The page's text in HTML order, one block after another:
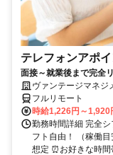
テレフォンアポ
面接～就業後まで完全
ヴァンテージマネジ
フルリモート
時給1,226円～1,920
勤務時間詳細 完全
フト自由！ （稼働
想定 ⏰お好きな時間